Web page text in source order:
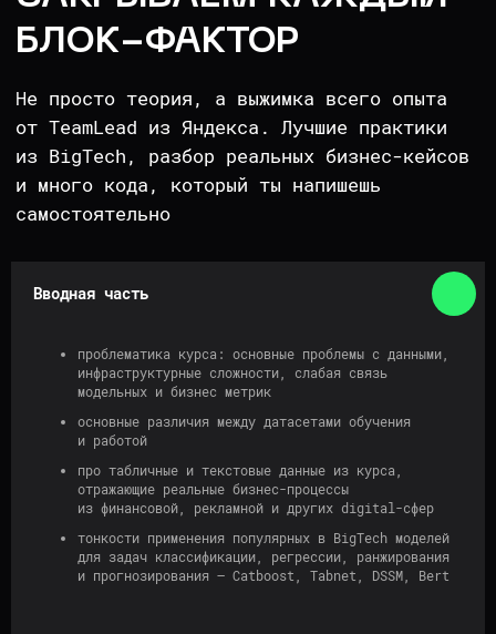
Вводная часть
проблематика курса: основные проблемы с данными,
инфраструктурные сложности, слабая связь
модельных и бизнес метрик
основные различия между датасетами обучения
и работой
про табличные и текстовые данные из курса,
отражающие реальные бизнес-процессы
из финансовой, рекламной и других digital-сфер
тонкости применения популярных в BigTech моделей
для задач классификации, регрессии, ранжирования
и прогнозирования — Catboost, Tabnet, DSSM, Bert
Работать с «грязными» данными,
Использовать Feature
engineering в real time
системах и генерировать
признаки с пониманием
вычислительной сложности
Оптимизировать ML-модели
Использовать специфику
актуальных ML/DL моделей
для работы с табличными
и текстовыми данными
Контролировать жизненный цикл
моделей в продакшне и строить
мониторинги